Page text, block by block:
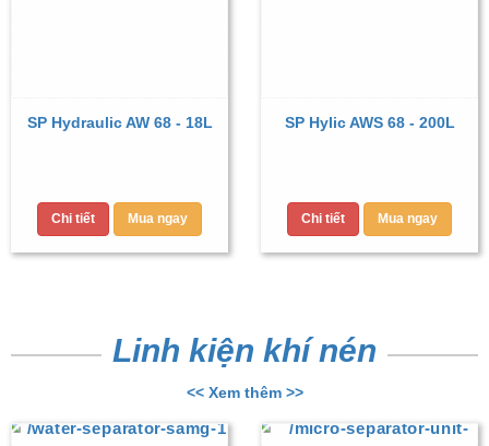
SP Hydraulic AW 68 - 18L
Chi tiết Mua ngay
SP Hylic AWS 68 - 200L
Chi tiết Mua ngay
Linh kiện khí nén
<< Xem thêm >>